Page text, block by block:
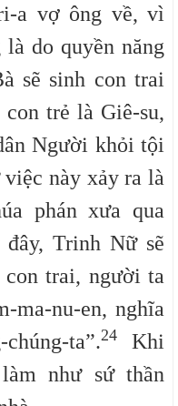
a vợ ông về, vì
do quyền năng
sẽ sinh con trai
trẻ là Giê-su,
Người khỏi tội
việc này xảy ra là
phán xưa qua
Trinh Nữ sẽ
trai, người ta
ma-nu-en, nghĩa
ta”.24
Khi
như sứ thần